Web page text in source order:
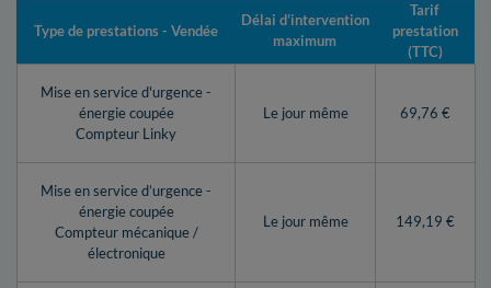
Type de prestations - Vendée
Délai d’intervention
maximum
Tarif
prestation
(TTC)
Mise en service d'urgence -
énergie coupée
Compteur Linky
Le jour même 69,76 €
Mise en service d’urgence -
énergie coupée
Compteur mécanique /
électronique
Le jour même 149,19 €